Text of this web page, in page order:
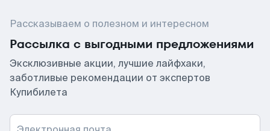
Рассказываем о полезном и интересном
Рассылка с выгодными предложениями
Эксклюзивные акции, лучшие лайфхаки,
заботливые рекомендации от экспертов
Купибилета